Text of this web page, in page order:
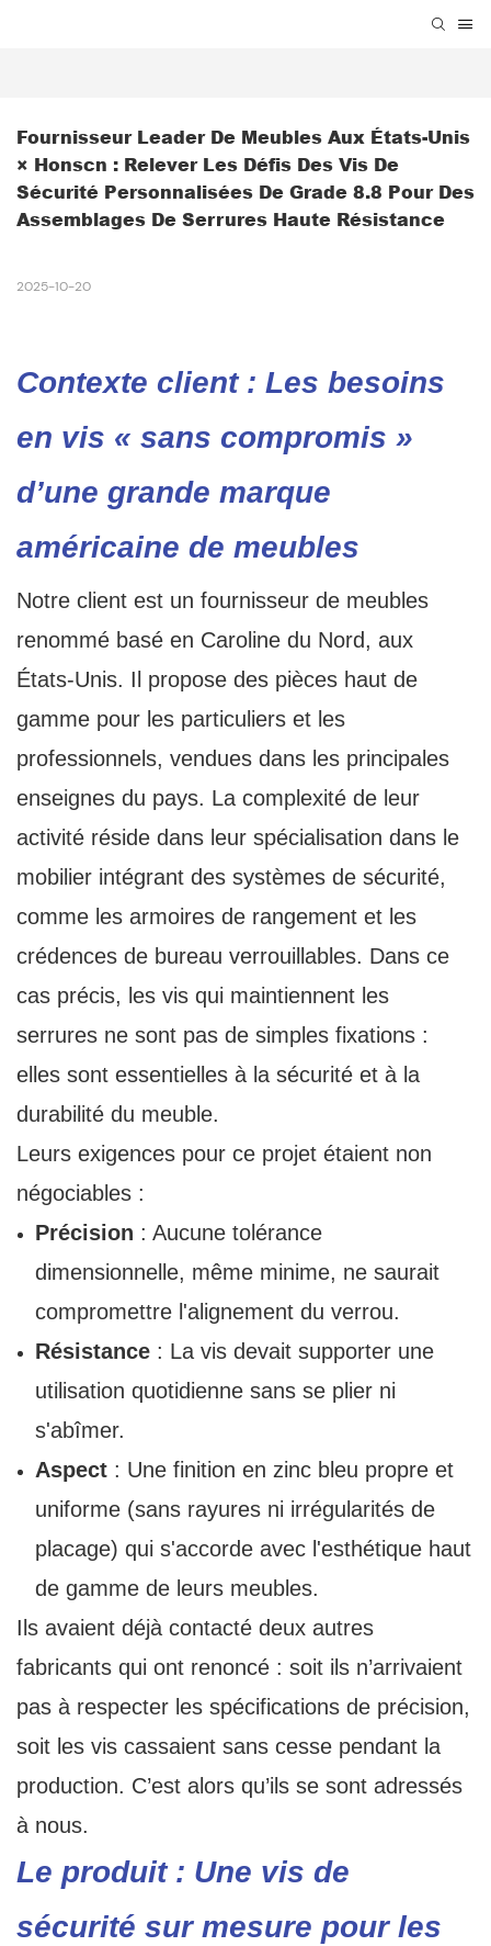
Fournisseur Leader De Meubles Aux États-Unis
× Honscn : Relever Les Défis Des Vis De
Sécurité Personnalisées De Grade 8.8 Pour Des
Assemblages De Serrures Haute Résistance
2025-10-20
Contexte client : Les besoins
en vis « sans compromis »
d’une grande marque
américaine de meubles
Notre client est un fournisseur de meubles
renommé basé en Caroline du Nord, aux
États-Unis. Il propose des pièces haut de
gamme pour les particuliers et les
professionnels, vendues dans les principales
enseignes du pays. La complexité de leur
activité réside dans leur spécialisation dans le
mobilier intégrant des systèmes de sécurité,
comme les armoires de rangement et les
crédences de bureau verrouillables. Dans ce
cas précis, les vis qui maintiennent les
serrures ne sont pas de simples fixations :
elles sont essentielles à la sécurité et à la
durabilité du meuble.
Leurs exigences pour ce projet étaient non
négociables :
Précision : Aucune tolérance
dimensionnelle, même minime, ne saurait
compromettre l'alignement du verrou.
Résistance: La vis devait supporter une
utilisation quotidienne sans se plier ni
s'abîmer.
Aspect: Une finition en zinc bleu propre et
uniforme (sans rayures ni irrégularités de
placage) qui s'accorde avec l'esthétique haut
de gamme de leurs meubles.
Ils avaient déjà contacté deux autres
fabricants qui ont renoncé : soit ils n’arrivaient
pas à respecter les spécifications de précision,
soit les vis cassaient sans cesse pendant la
production. C’est alors qu’ils se sont adressés
à nous.
Le produit : Une vis de
sécurité sur mesure pour les